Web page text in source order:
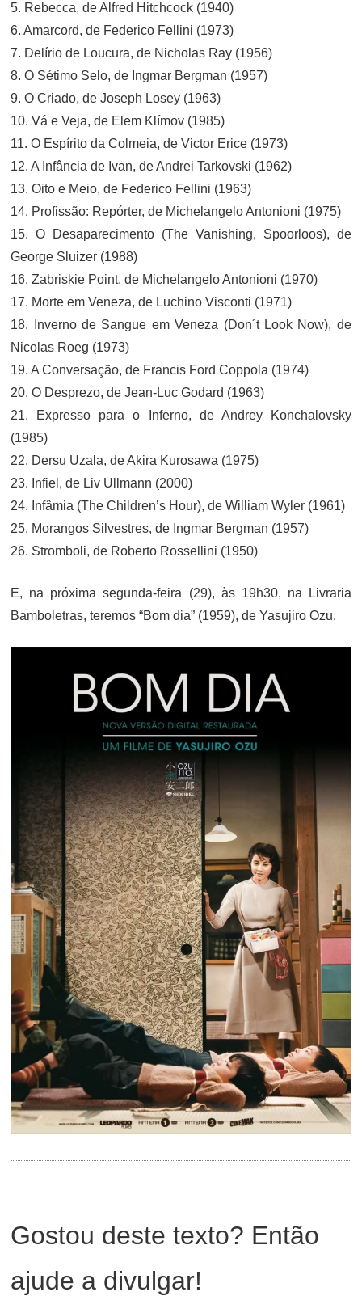
5. Rebecca, de Alfred Hitchcock (1940)
6. Amarcord, de Federico Fellini (1973)
7. Delírio de Loucura, de Nicholas Ray (1956)
8. O Sétimo Selo, de Ingmar Bergman (1957)
9. O Criado, de Joseph Losey (1963)
10. Vá e Veja, de Elem Klímov (1985)
11. O Espírito da Colmeia, de Victor Erice (1973)
12. A Infância de Ivan, de Andrei Tarkovski (1962)
13. Oito e Meio, de Federico Fellini (1963)
14. Profissão: Repórter, de Michelangelo Antonioni (1975)
15. O Desaparecimento (The Vanishing, Spoorloos), de
George Sluizer (1988)
16. Zabriskie Point, de Michelangelo Antonioni (1970)
17. Morte em Veneza, de Luchino Visconti (1971)
18. Inverno de Sangue em Veneza (Don´t Look Now), de
Nicolas Roeg (1973)
19. A Conversação, de Francis Ford Coppola (1974)
20. O Desprezo, de Jean-Luc Godard (1963)
21. Expresso para o Inferno, de Andrey Konchalovsky
(1985)
22. Dersu Uzala, de Akira Kurosawa (1975)
23. Infiel, de Liv Ullmann (2000)
24. Infâmia (The Children’s Hour), de William Wyler (1961)
25. Morangos Silvestres, de Ingmar Bergman (1957)
26. Stromboli, de Roberto Rossellini (1950)
E, na próxima segunda-feira (29), às 19h30, na Livraria
Bamboletras, teremos “Bom dia” (1959), de Yasujiro Ozu.
Gostou deste texto? Então
ajude a divulgar!